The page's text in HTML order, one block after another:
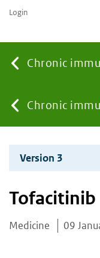
Chronic immune
You
are
here:
Chronic immune
Login
Version 3
Tofacitinib
Medicine 09